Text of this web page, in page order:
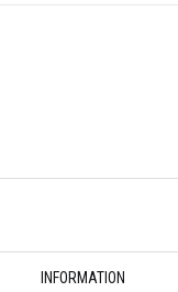
INFORMATION